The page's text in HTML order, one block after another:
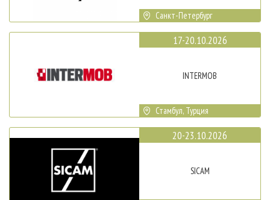
Санкт-Петербург
17-20.10.2026
INTERMOB
Стамбул, Турция
20-23.10.2026
SICAM